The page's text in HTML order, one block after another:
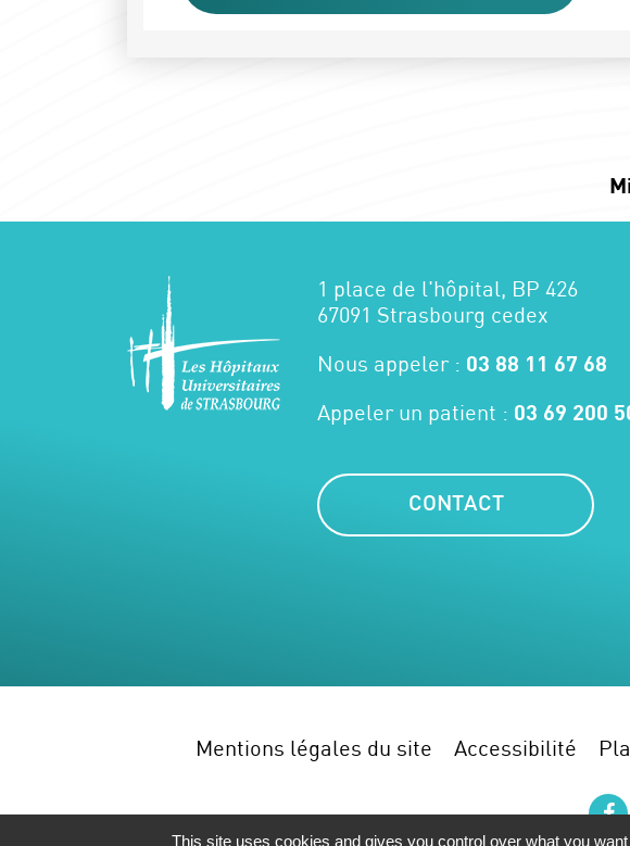
1 place de l'hôpital, BP 426
67091 Strasbourg cedex
Nous appeler : 03 88 11 67 68
Appeler un patient : 03 69 200
CONTACT
Mentions légales du site Accessibilité
This site uses cookies and gives you control over what you